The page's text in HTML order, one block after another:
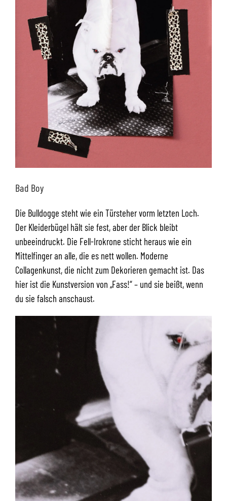
Bad Boy
Die Bulldogge steht wie ein Türsteher vorm letzten Loch.
Der Kleiderbügel hält sie fest, aber der Blick bleibt
unbeeindruckt. Die Fell-Irokrone sticht heraus wie ein
Mittelfinger an alle, die es nett wollen. Moderne
Collagenkunst, die nicht zum Dekorieren gemacht ist. Das
hier ist die Kunstversion von „Fass!“ – und sie beißt, wenn
du sie falsch anschaust.